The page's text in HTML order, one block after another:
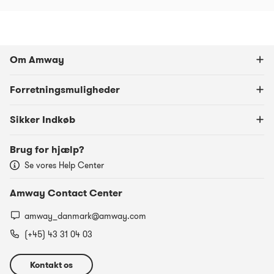
Om Amway
Forretningsmuligheder
Sikker Indkøb
Brug for hjælp?
Se vores Help Center
Amway Contact Center
amway_danmark@amway.com
(+45) 43 31 04 03
Kontakt os